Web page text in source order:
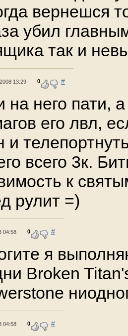
вернешся
убил
так и
13:29 0 #
него пати,
его лвл,
и
всего 3к.
к
рулит =)
04:58 0 #
я
Broken
04:58 0 #